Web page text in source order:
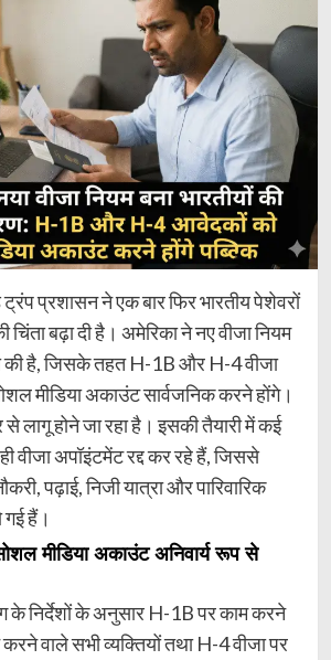
प्रशासन ने एक बार फिर भारतीय पेशेवरों
चिंता बढ़ा दी है। अमेरिका ने नए वीजा नियम
की है, जिसके तहत H-1B और H-4 वीजा
मीडिया अकाउंट सार्वजनिक करने होंगे।
लागू होने जा रहा है। इसकी तैयारी में कई
वीजा अपॉइंटमेंट रद्द कर रहे हैं, जिससे
पढ़ाई, निजी यात्रा और पारिवारिक
गई हैं।
मीडिया अकाउंट अनिवार्य रूप से
के निर्देशों के अनुसार H-1B पर काम करने
वाले सभी व्यक्तियों तथा H-4 वीजा पर